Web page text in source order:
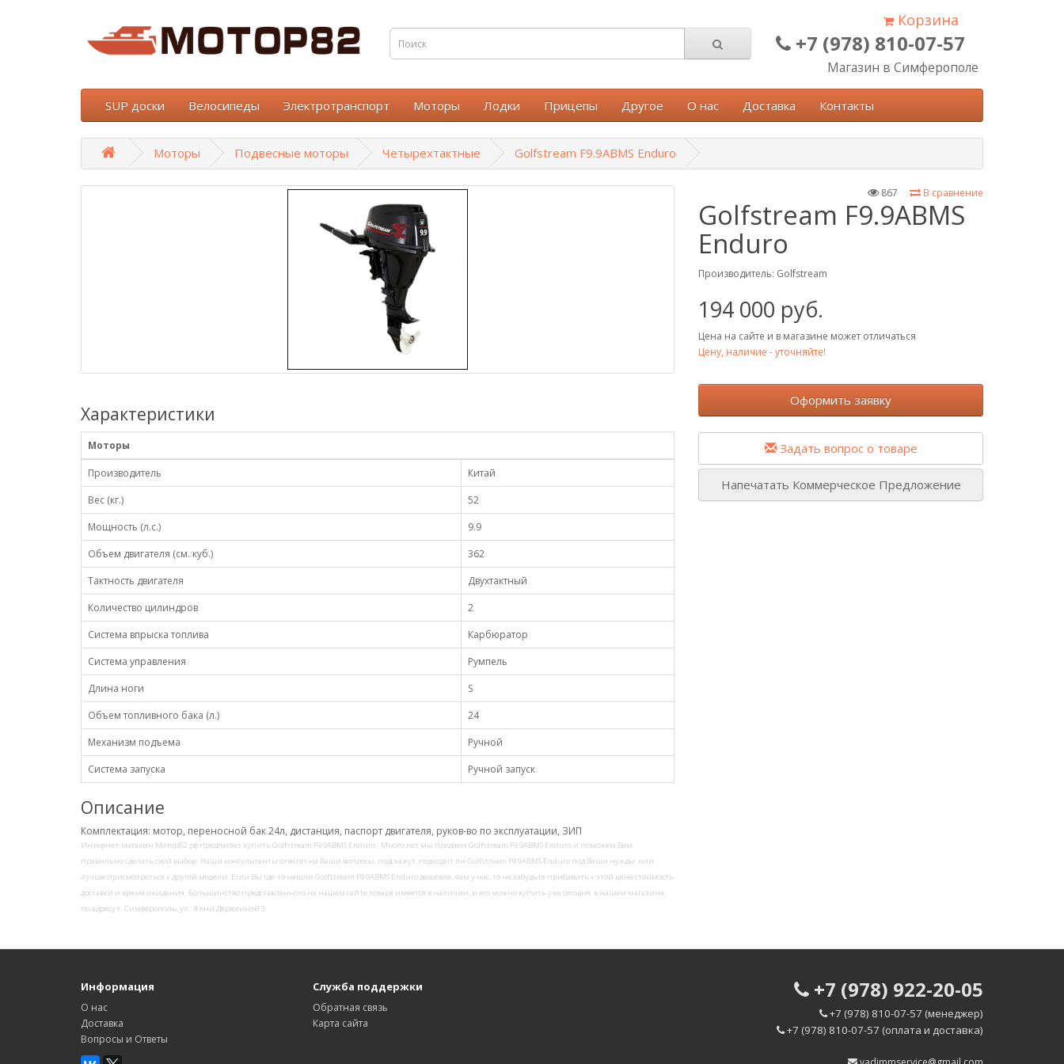
Корзина
+7 (978) 810-07-57
Магазин в Симферополе
SUP доски Велосипеды Электротранспорт Моторы Лодки Прицепы Другое О нас Доставка Контакты
Моторы Подвесные моторы Четырехтактные Golfstream F9.9ABMS Enduro
Характеристики
Моторы
Производитель
Китай
Вес (кг.)
52
Мощность (л.с.)
9.9
Объем двигателя (см. куб.)
362
Тактность двигателя
Двухтактный
Количество цилиндров
2
Система впрыска топлива
Карбюратор
Система управления
Румпель
Длина ноги
S
Объем топливного бака (л.)
24
Механизм подъема
Ручной
Система запуска
Ручной запуск
Описание
Комплектация: мотор, переносной бак 24л, дистанция, паспорт двигателя, руков-во по эксплуатации, ЗИП
Интернет-магазин Мотор82.рф предлагает купить Golfstream F9 9ABMS Enduro . Много лет мы продаем Golfstream F9 9ABMS Enduro и поможем Вам
правильно сделать свой выбор. Наши консультанты ответят на Ваши вопросы, подскажут, подходит ли Golfstream F9 9ABMS Enduro под Ваши нужды, или
лучше присмотреться к другой модели. Если Вы где-то нашли Golfstream F9 9ABMS Enduro дешевле, чем у нас, то не забудьте прибавить к этой цене стоимость
доставки и время ожидания. Большинство представленного на нашем сайте товара имеется в наличии, и его можно купить уже сегодня, в нашем магазине,
по адресу г. Симферополь, ул. Жени Дерюгиной 5
В сравнение
867
Golfstream F9.9ABMS
Enduro
Производитель: Golfstream
194 000 руб.
Цена на сайте и в магазине может отличаться
Цену, наличие - уточняйте!
Оформить заявку
Задать вопрос о товаре
Напечатать Коммерческое Предложение
Информация
О нас
Доставка
Вопросы и Ответы
Служба поддержки
Обратная связь
Карта сайта
+7 (978) 922-20-05
+7 (978) 810-07-57 (менеджер)
+7 (978) 810-07-57 (оплата и доставка)